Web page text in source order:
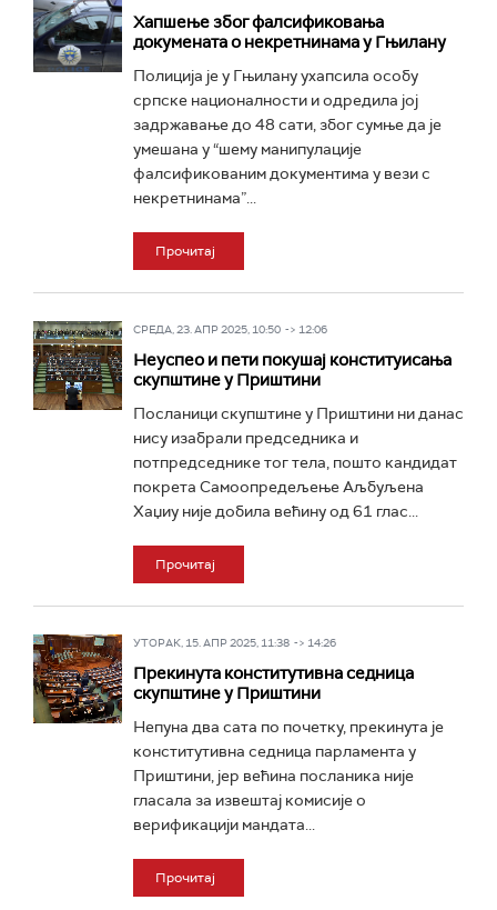
Хапшење због фалсификовања
докумената о некретнинама у Гњилану
Полиција је у Гњилану ухапсила особу
српске националности и одредила јој
задржавање до 48 сати, због сумње да је
умешана у “шему манипулације
фалсификованим документима у вези с
некретнинама”...
Прочитај
СРЕДА, 23. АПР 2025, 10:50 -> 12:06
Неуспео и пети покушај конституисања
скупштине у Приштини
Посланици скупштине у Приштини ни данас
нису изабрали председника и
потпредседнике тог тела, пошто кандидат
покрета Самоопредељење Аљбуљена
Хаџиу није добила већину од 61 глас...
Прочитај
УТОРАК, 15. АПР 2025, 11:38 -> 14:26
Прекинута конститутивна седница
скупштине у Приштини
Непуна два сата по почетку, прекинута је
конститутивна седница парламента у
Приштини, јер већина посланика није
гласала за извештај комисије о
верификацији мандата...
Прочитај